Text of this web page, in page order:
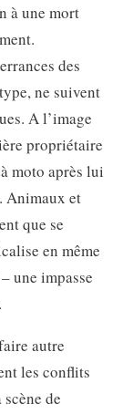
à une mort
des
ne suivent
A l’image
propriétaire
moto après lui
Animaux et
que se
en même
une impasse
autre
les conflits
de